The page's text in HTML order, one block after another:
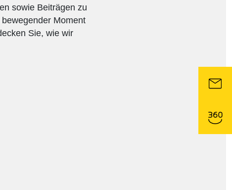
sowie Beiträgen zu
Moment
Sie, wie wir